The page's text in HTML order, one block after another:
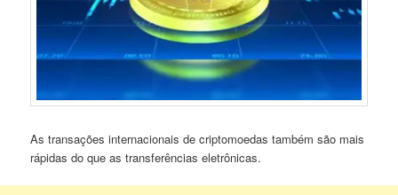
As transações internacionais de criptomoedas também são mais
rápidas do que as transferências eletrônicas.